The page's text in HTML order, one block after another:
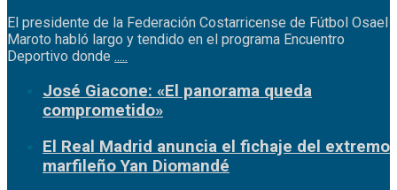
El presidente de la Federación Costarricense de Fútbol Osael
Maroto habló largo y tendido en el programa Encuentro
Deportivo donde .....
José Giacone: «El panorama queda
comprometido»
El Real Madrid anuncia el fichaje del extremo
marfileño Yan Diomandé